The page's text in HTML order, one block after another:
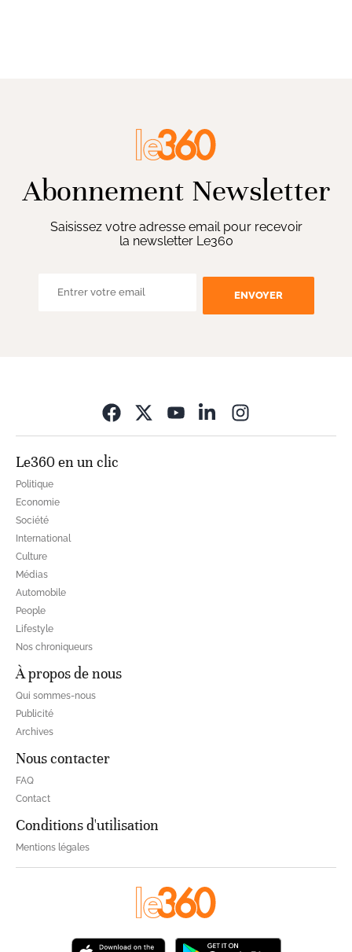
Abonnement Newsletter
Saisissez votre adresse email pour recevoir
la newsletter Le360
ENVOYER
Le360 en un clic
Politique
Economie
Société
International
Culture
Médias
Automobile
People
Lifestyle
Nos chroniqueurs
À propos de nous
Qui sommes-nous
Publicité
Archives
Nous contacter
FAQ
Contact
Conditions d'utilisation
Mentions légales